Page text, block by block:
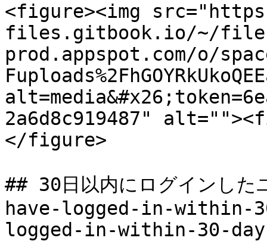
<figure><img
files.gitbook.io/~/
prod.appspot.com/o/
2a6d8c919487"
</figure>
## 30日以内にログインし
have-logged-in-within-
logged-in-within-30-